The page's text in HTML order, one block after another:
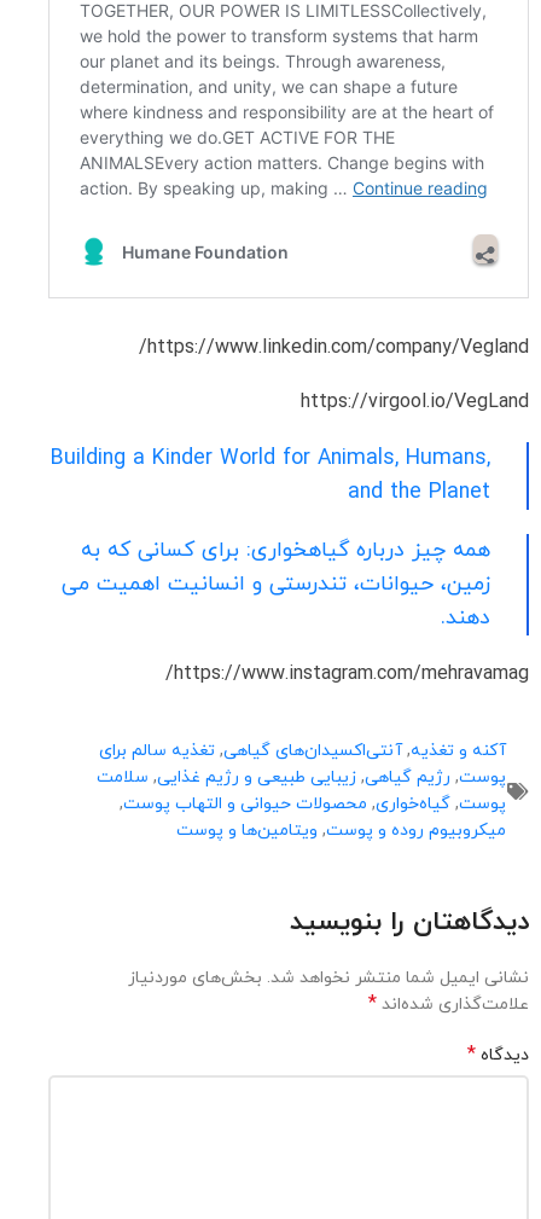
https://www.linkedin.com/company/Vegland/
https://virgool.io/VegLand
Building a Kinder World for Animals, Humans,
and the Planet
همه چیز درباره گیاهخواری: برای کسانی که به
زمین، حیوانات، تندرستی و انسانیت اهمیت می
دهند.
https://www.instagram.com/mehravamag/
آکنه و تغذیه,آنتی‌اکسیدان‌های گیاهی, تغذیه سالم برای
پوست, رژیم گیاهی, زیبایی طبیعی و رژیم غذایی, سلامت
پوست, گیاه‌خواری, محصولات حیوانی و التهاب پوست,
میکروبیوم روده و پوست, ویتامین‌ها و پوست
دیدگاهتان را بنویسید
نشانی ایمیل شما منتشر نخواهد شد. بخش‌های موردنیاز
علامت‌گذاری شده‌اند *
دیدگاه *